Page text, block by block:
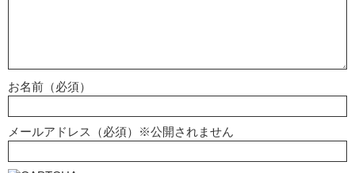
お名前（必須）
メールアドレス（必須）※公開されません